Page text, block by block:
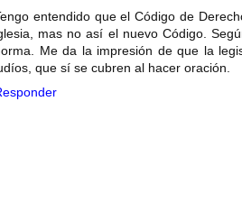
entendido que el Código de
mas no así el nuevo Código.
Me da la impresión de que la
que sí se cubren al hacer oración.